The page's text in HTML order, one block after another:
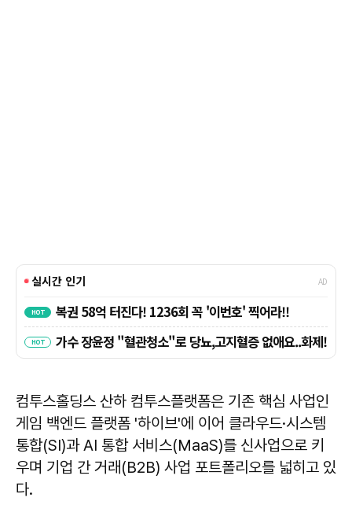
컴투스홀딩스 산하 컴투스플랫폼은 기존 핵심 사업인
게임 백엔드 플랫폼 '하이브'에 이어 클라우드·시스템
통합(SI)과 AI 통합 서비스(MaaS)를 신사업으로 키
우며 기업 간 거래(B2B) 사업 포트폴리오를 넓히고 있
다.